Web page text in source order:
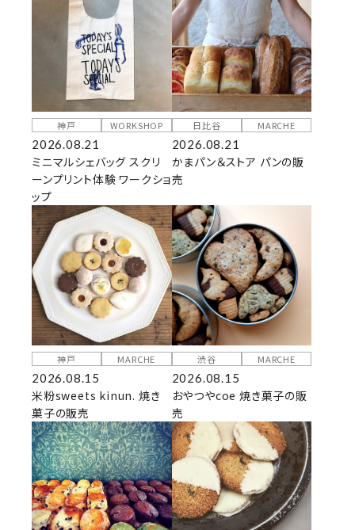
神戸 WORKSHOP
2026.08.21
ミニマルシェバッグ スクリ
ーンプリント体験 ワークショ
ップ
日比谷 MARCHE
2026.08.21
かまパン＆ストア パンの販
売
神戸 MARCHE
2026.08.15
米粉sweets kinun. 焼き
菓子の販売
渋谷 MARCHE
2026.08.15
おやつやcoe 焼き菓子の販
売